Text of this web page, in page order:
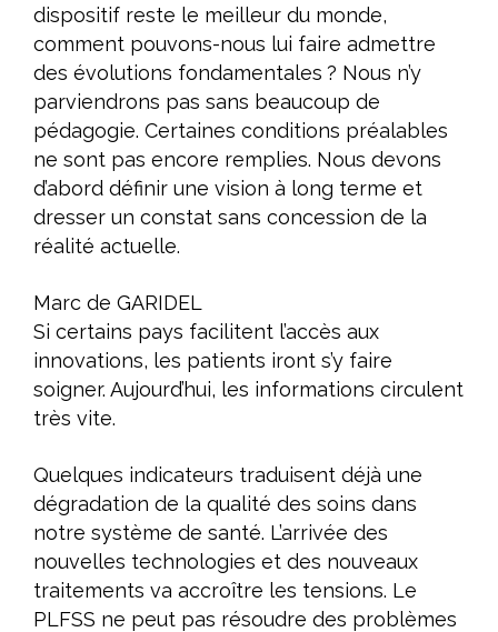
dispositif reste le meilleur du monde,
comment pouvons-nous lui faire admettre
des évolutions fondamentales ? Nous n’y
parviendrons pas sans beaucoup de
pédagogie. Certaines conditions préalables
ne sont pas encore remplies. Nous devons
d’abord définir une vision à long terme et
dresser un constat sans concession de la
réalité actuelle.
Marc de GARIDEL
Si certains pays facilitent l’accès aux
innovations, les patients iront s’y faire
soigner. Aujourd’hui, les informations circulent
très vite.
Quelques indicateurs traduisent déjà une
dégradation de la qualité des soins dans
notre système de santé. L’arrivée des
nouvelles technologies et des nouveaux
traitements va accroître les tensions. Le
PLFSS ne peut pas résoudre des problèmes